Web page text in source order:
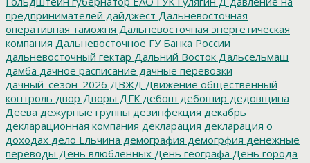
предпринимателей дайджест Дальневосточная
оперативная таможня Дальневосточная энергетическая
компания Дальневосточное ГУ Банка России
дальневосточный гектар Дальний Восток Дальсельмаш
дамба дачное расписание дачные перевозки
дачный_сезон_2026 ДВЖД Движение общественный
контроль двор Дворы ДГК дебош дебошир дедовщина
Деева дежурные группы дезинфекция декабрь
декларационная компания декларация декларация о
доходах дело Ельчина демография демогрфия денежные
переводы День влюбленных День географа День города